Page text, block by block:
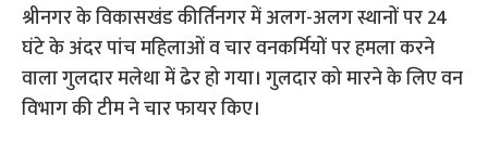
श्रीनगर के विकासखंड कीर्तिनगर में अलग-अलग स्थानों पर 24
घंटे के अंदर पांच महिलाओं व चार वनकर्मियों पर हमला करने
वाला गुलदार मलेथा में ढेर हो गया। गुलदार को मारने के लिए वन
विभाग की टीम ने चार फायर किए।